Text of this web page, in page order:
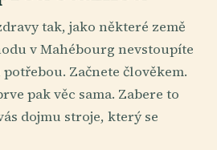
tak, jako některé země
v Mahébourg nevstoupíte
Začnete člověkem.
pak věc sama. Zabere to
dojmu stroje, který se